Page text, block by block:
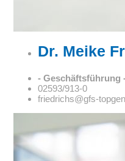
Dr. Meike
- Geschäftsführung
02593/913-0
friedrichs@gfs-